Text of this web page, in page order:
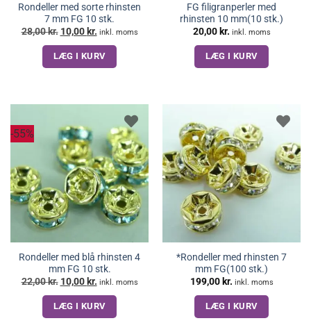
Rondeller med sorte rhinsten
7 mm FG 10 stk.
28,00kr. Den
oprindelige
pris
var:
28,00 kr..
10,00 kr. Den
aktuelle
pris
er:
10,00 kr..
inkl. moms
LÆG I KURV
FG filigranperler med
rhinsten 10 mm(10 stk.)
20,00 kr. inkl. moms
LÆG I KURV
-55%
Rondeller med blå rhinsten 4
mm FG 10 stk.
22,00kr. Den
oprindelige
pris
var:
22,00 kr..
10,00 kr. Den
aktuelle
pris
er:
10,00 kr..
inkl. moms
LÆG I KURV
*Rondeller med rhinsten 7
mm FG(100 stk.)
199,00 kr. inkl. moms
LÆG I KURV